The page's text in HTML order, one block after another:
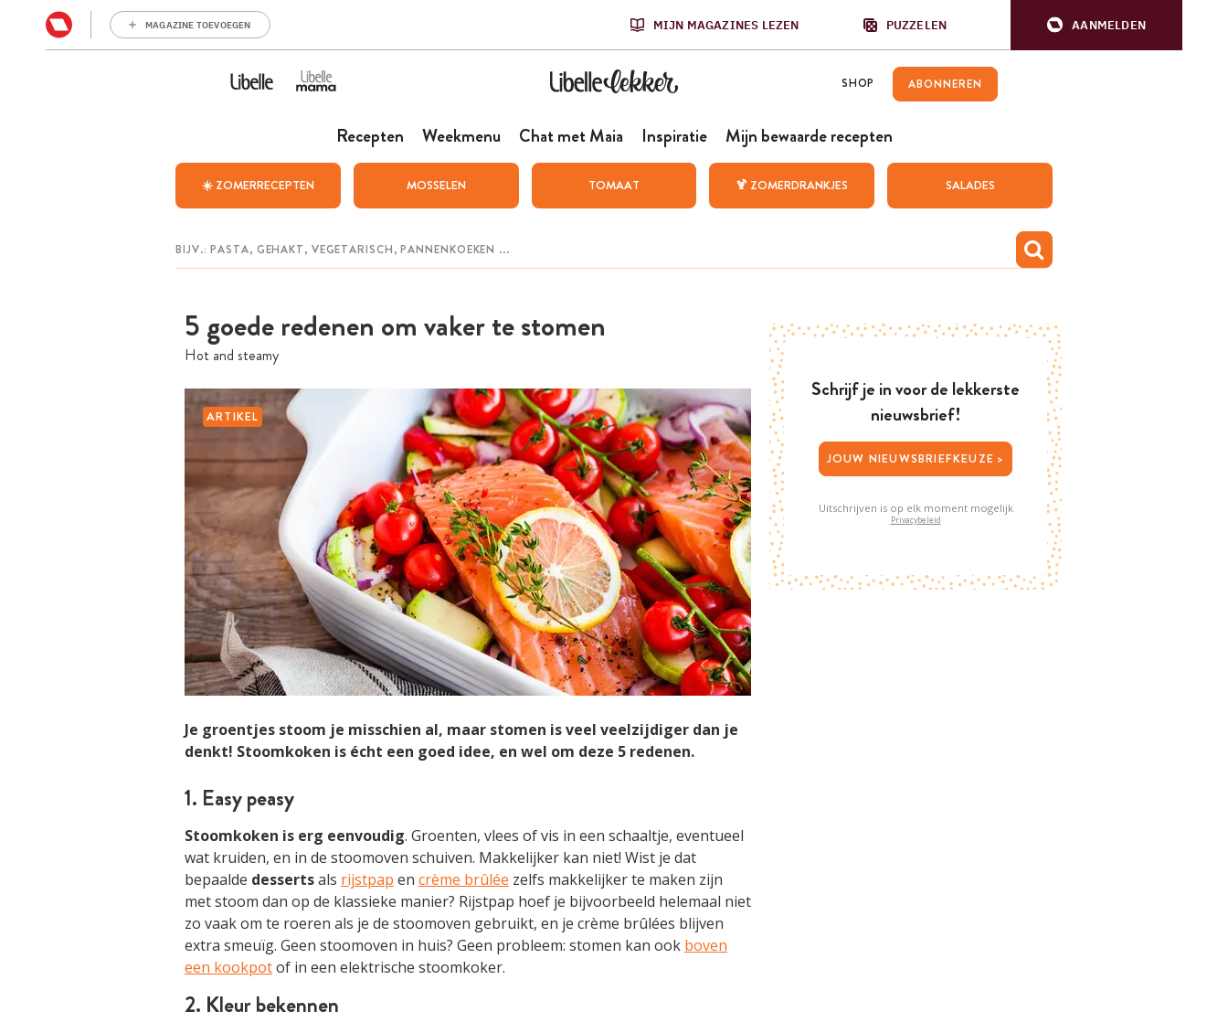
MAGAZINE TOEVOEGEN MIJN MAGAZINES LEZEN PUZZELEN AANMELDEN
SHOP ABONNEREN
Recepten Weekmenu Chat met Maia Inspiratie Mijn bewaarde recepten
☀️ ZOMERRECEPTEN MOSSELEN TOMAAT 🍹 ZOMERDRANKJES SALADES
5 goede redenen om vaker te stomen
Hot and steamy
ARTIKEL
Je groentjes stoom je misschien al, maar stomen is veel veelzijdiger dan je
denkt! Stoomkoken is écht een goed idee, en wel om deze 5 redenen.
1. Easy peasy
Stoomkoken is erg eenvoudig. Groenten, vlees of vis in een schaaltje, eventueel
wat kruiden, en in de stoomoven schuiven. Makkelijker kan niet! Wist je dat
bepaalde dessertsals rijstpap en crème brûlée zelfs makkelijker te maken zijn
met stoom dan op de klassieke manier? Rijstpap hoef je bijvoorbeeld helemaal niet
zo vaak om te roeren als je de stoomoven gebruikt, en je crème brûlées blijven
extra smeuïg. Geen stoomoven in huis? Geen probleem: stomen kan ook boven
een kookpotof in een elektrische stoomkoker.
2. Kleur bekennen
Schrijf je in voor de lekkerste
nieuwsbrief!
JOUW NIEUWSBRIEFKEUZE >
Uitschrijven is op elk moment mogelijk
Privacybeleid